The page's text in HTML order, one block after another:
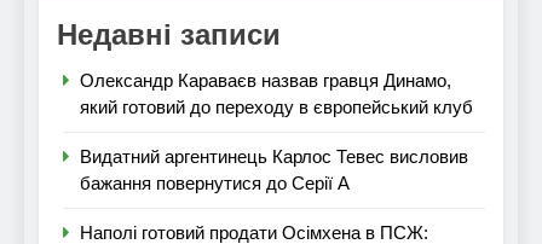
Недавні записи
Олександр Караваєв назвав гравця Динамо,
який готовий до переходу в європейський клуб
Видатний аргентинець Карлос Тевес висловив
бажання повернутися до Серії А
Наполі готовий продати Осімхена в ПСЖ: